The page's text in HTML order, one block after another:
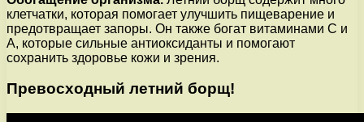
клетчатки, которая помогает улучшить пищеварение и
предотвращает запоры. Он также богат витаминами С и
А, которые сильные антиоксиданты и помогают
сохранить здоровье кожи и зрения.
Превосходный летний борщ!